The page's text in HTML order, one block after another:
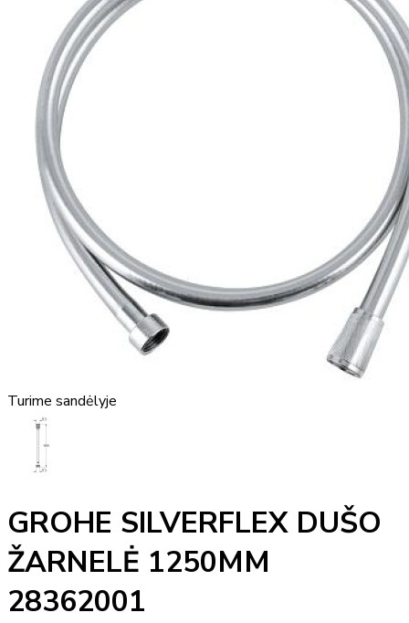
Turime sandėlyje
GROHE SILVERFLEX DUŠO
ŽARNELĖ 1250MM
28362001